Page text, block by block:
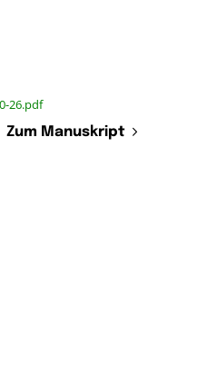
26.pdf
Zum Manuskript